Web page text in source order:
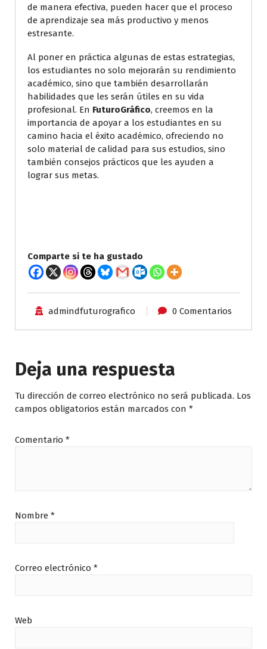
de manera efectiva, pueden hacer que el proceso
de aprendizaje sea más productivo y menos
estresante.
Al poner en práctica algunas de estas estrategias,
los estudiantes no solo mejorarán su rendimiento
académico, sino que también desarrollarán
habilidades que les serán útiles en su vida
profesional. En FuturoGráfico, creemos en la
importancia de apoyar a los estudiantes en su
camino hacia el éxito académico, ofreciendo no
solo material de calidad para sus estudios, sino
también consejos prácticos que les ayuden a
lograr sus metas.
Comparte si te ha gustado
admindfuturografico 0 Comentarios
Deja una respuesta
Tu dirección de correo electrónico no será publicada. Los
campos obligatorios están marcados con *
Comentario *
Nombre *
Correo electrónico *
Web